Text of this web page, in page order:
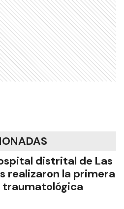
distrital de Las
realizaron la primera